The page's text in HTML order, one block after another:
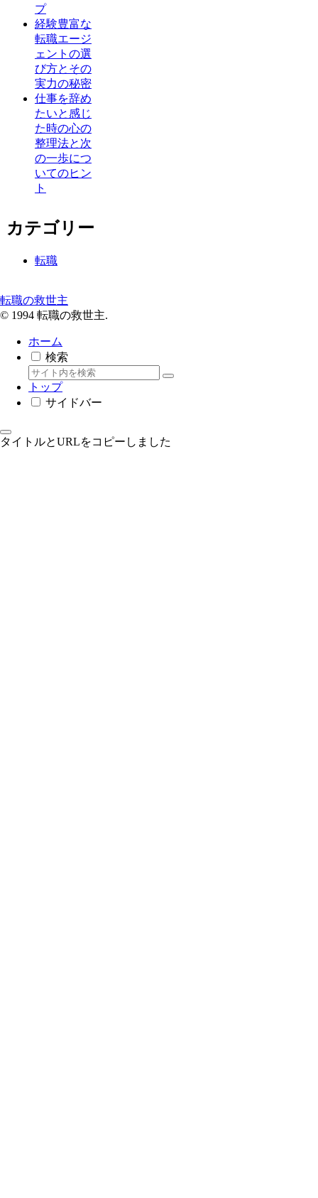
プ
経験豊富な
転職エージ
ェントの選
び方とその
実力の秘密
仕事を辞め
たいと感じ
た時の心の
整理法と次
の一歩につ
いてのヒン
ト
カテゴリー
転職
転職の救世主
© 1994 転職の救世主.
ホーム
検索
トップ
サイドバー
タイトルとURLをコピーしました